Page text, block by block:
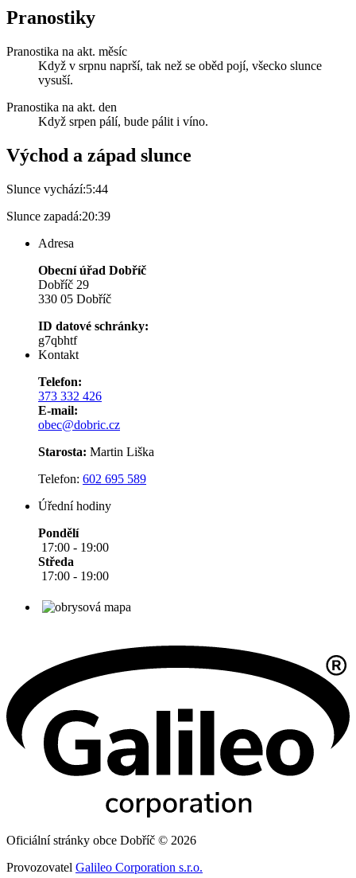
Pranostiky
Pranostika na akt. měsíc
Když v srpnu naprší, tak než se oběd pojí, všecko slunce
vysuší.
Pranostika na akt. den
Když srpen pálí, bude pálit i víno.
Východ a západ slunce
Slunce vychází:5:44
Slunce zapadá:20:39
Adresa
Obecní úřad Dobříč
Dobříč 29
330 05 Dobříč
ID datové schránky:
g7qbhtf
Kontakt
Telefon:
373 332 426
E-mail:
obec@dobric.cz
Starosta: Martin Liška
Telefon: 602 695 589
Úřední hodiny
Pondělí
17:00 - 19:00
Středa
17:00 - 19:00
Oficiální stránky obce Dobříč © 2026
Provozovatel Galileo Corporation s.r.o.